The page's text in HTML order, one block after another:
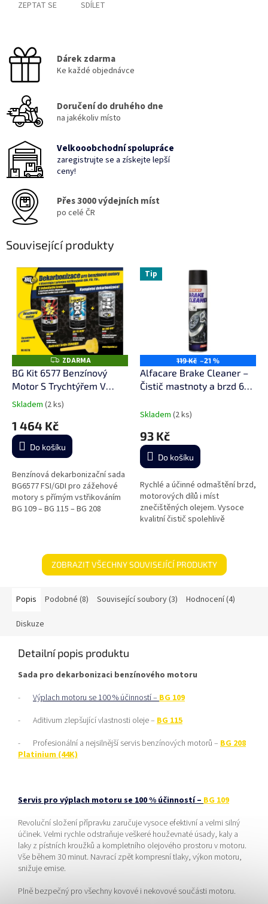
ZEPTAT SE SDÍLET
Dárek zdarma
Ke každé objednávce
Doručení do druhého dne
na jakékoliv místo
Velkooobchodní spolupráce
zaregistrujte se a získejte lepší
ceny!
Přes 3000 výdejních míst
po celé ČR
Související produkty
Z
D
A
R
M
A
ZDARMA
BG Kit 6577 Benzínový
Motor S Trychtýřem V
Krabičce - dekarbonizační
Průměrné
produktu
je
5,0
5
hvězdiček.
Skladem (2 ks)
1 464 Kč
Do košíku
Benzínová dekarbonizační sada
BG6577 FSI/GDI pro zážehové
motory s přímým vstřikováním
BG 109 – BG 115 – BG 208
Tip
119 Kč –21 %
Alfacare Brake Cleaner –
Čistič mastnoty a brzd 600
Skladem (2 ks)
93 Kč
Do košíku
Rychlé a účinné odmaštění brzd,
motorových dílů i míst
znečištěných olejem. Vysoce
kvalitní čistič spolehlivě
usazeniny....
ZOBRAZIT VŠECHNY SOUVISEJÍCÍ PRODUKTY
Popis Podobné (8) Související soubory (3) Hodnocení (4)
Diskuze
Detailní popis produktu
Sada pro dekarbonizaci benzínového motoru
- Výplach motoru se 100 % účinností – BG 109
-
Aditivum zlepšující vlastnosti oleje – BG 115
-
Profesionální a nejsilnější servis benzínových motorů – BG 208
Platinium (44K)
Servis pro výplach motoru se 100 % účinností – BG 109
Revoluční složení přípravku zaručuje vysoce efektivní a velmi silný
účinek. Velmi rychle odstraňuje veškeré houževnaté úsady, kaly a
laky z pístních kroužků a kompletního olejového prostoru v motoru.
Vše během 30 minut. Navrací zpět kompresní tlaky, výkon motoru,
snižuje emise.
Plně bezpečný pro všechny kovové i nekovové součásti motoru.